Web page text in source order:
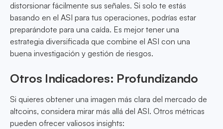
distorsionar fácilmente sus señales. Si solo te estás
basando en el ASI para tus operaciones, podrías estar
preparándote para una caída. Es mejor tener una
estrategia diversificada que combine el ASI con una
buena investigación y gestión de riesgos.
Otros Indicadores: Profundizando
Si quieres obtener una imagen más clara del mercado de
altcoins, considera mirar más allá del ASI. Otros métricas
pueden ofrecer valiosos insights: